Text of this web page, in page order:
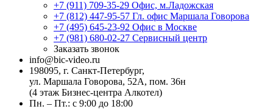
+7 (911) 709-35-29 Офис, м.Ладожская
+7 (812) 447-95-57 Гл. офис Маршала Говорова
+7 (495) 645-23-92 Офис в Москве
+7 (981) 680-02-27 Сервисный центр
Заказать звонок
info@bic-video.ru
198095, г. Санкт-Петербург,
ул. Маршала Говорова, 52А, пом. 36н
(4 этаж Бизнес-центра Алкотел)
Пн. – Пт.: с 9:00 до 18:00